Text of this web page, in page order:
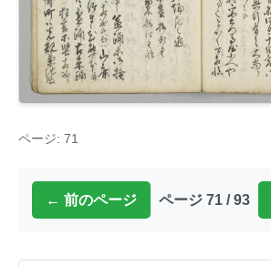
ページ: 71
← 前のページ ページ 71 / 93